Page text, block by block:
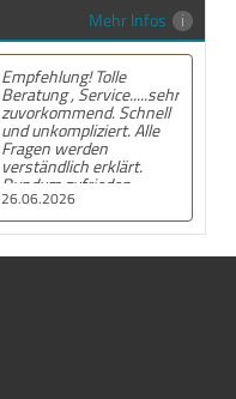
Mehr Infos
26.06.2026
Empfehlung! Tolle
Beratung , Service.....sehr
zuvorkommend. Schnell
und unkompliziert. Alle
Fragen werden
verständlich erklärt.
Rundum zufrieden.